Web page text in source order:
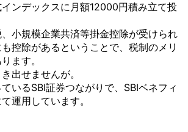
ンデックスに月額12000円積み立て投
小規模企業共済等掛金控除が受けられ
控除があるということで、税制のメリ
ます。
出せませんが。
いるSBI証券つながりで、SBIベネフィ
運用しています。